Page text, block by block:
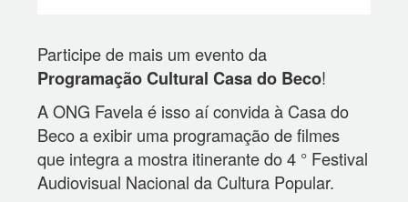
Participe de mais um evento da
Programação Cultural Casa do Beco!
A ONG Favela é isso aí convida à Casa do
Beco a exibir uma programação de filmes
que integra a mostra itinerante do 4 ° Festival
Audiovisual Nacional da Cultura Popular.